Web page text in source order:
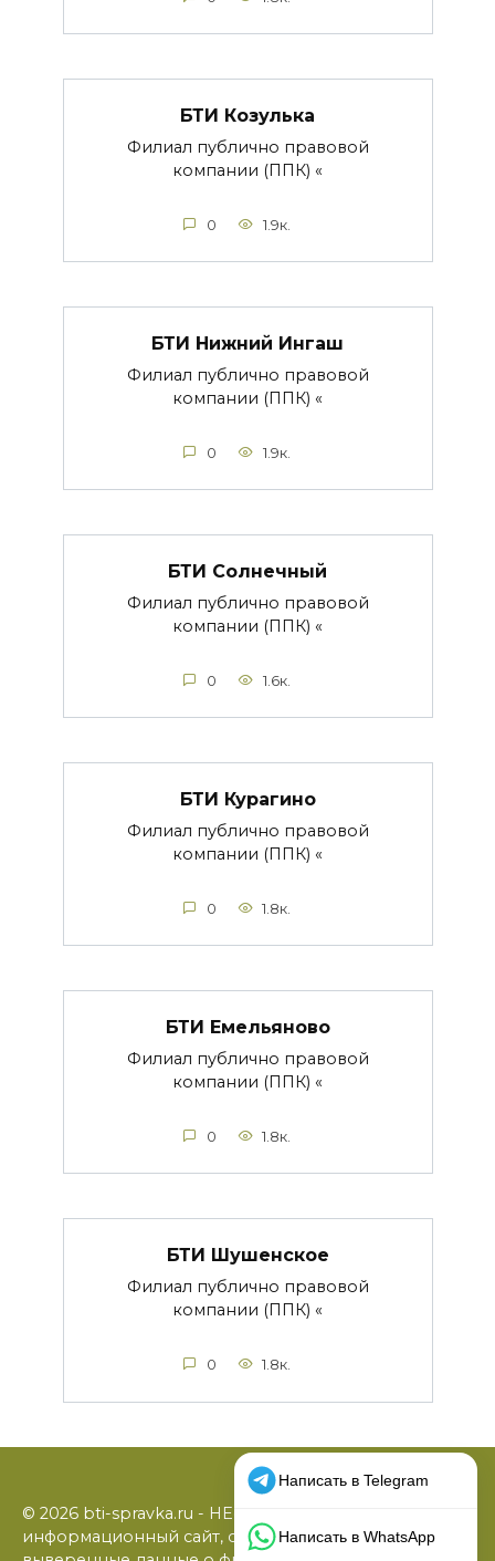
БТИ Козулька
Филиал публично правовой
компании (ППК) «
0 1.9к.
БТИ Нижний Ингаш
Филиал публично правовой
компании (ППК) «
0 1.9к.
БТИ Солнечный
Филиал публично правовой
компании (ППК) «
0 1.6к.
БТИ Курагино
Филиал публично правовой
компании (ППК) «
0 1.8к.
БТИ Емельяново
Филиал публично правовой
компании (ППК) «
0 1.8к.
БТИ Шушенское
Филиал публично правовой
компании (ППК) «
0 1.8к.
© 2026 bti-spravka.ru - НЕофициальный
информационный сайт, содержащий открытые